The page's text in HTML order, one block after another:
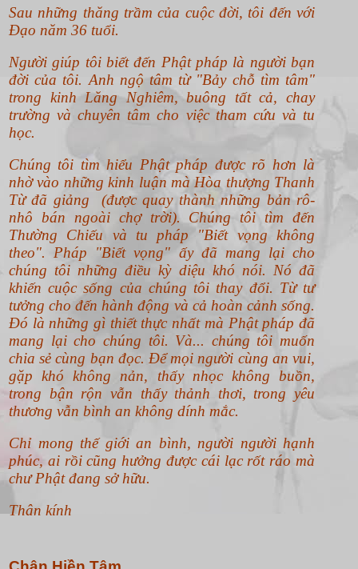
Sau những thăng trầm của cuộc đời, tôi đến với
Đạo năm 36 tuổi.
Người giúp tôi biết đến Phật pháp là người bạn
đời của tôi. Anh ngộ tâm từ "Bảy chỗ tìm tâm"
trong kinh Lăng Nghiêm, buông tất cả, chay
trường và chuyên tâm cho việc tham cứu và tu
học.
Chúng tôi tìm hiểu Phật pháp được rõ hơn là
nhờ vào những kinh luận mà Hòa thượng Thanh
Từ đã giảng (được quay thành những bản rô-
nhô bán ngoài chợ trời). Chúng tôi tìm đến
Thường Chiếu và tu pháp "Biết vọng không
theo". Pháp "Biết vọng" ấy đã mang lại cho
chúng tôi những điều kỳ diệu khó nói. Nó đã
khiến cuộc sống của chúng tôi thay đổi. Từ tư
tưởng cho đến hành động và cả hoàn cảnh sống.
Đó là những gì thiết thực nhất mà Phật pháp đã
mang lại cho chúng tôi. Và... chúng tôi muốn
chia sẻ cùng bạn đọc. Để mọi người cùng an vui,
gặp khó không nản, thấy nhọc không buồn,
trong bận rộn vẫn thấy thảnh thơi, trong yêu
thương vẫn bình an không dính mắc.
Chỉ mong thế giới an bình, người người hạnh
phúc, ai rồi cũng hưởng được cái lạc rốt ráo mà
chư Phật đang sở hữu.
Thân kính